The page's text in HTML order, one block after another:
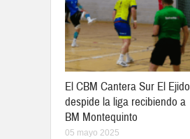
El CBM Cantera Sur El Ejido
despide la liga recibiendo a
BM Montequinto
05 mayo 2025